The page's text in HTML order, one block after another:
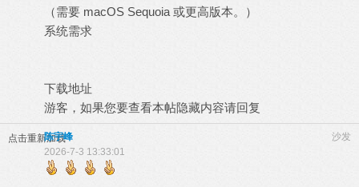
（需要 macOS Sequoia 或更高版本。）
系统需求
下载地址
游客，如果您要查看本帖隐藏内容请回复
点击重新加载 沙发
陈宇峰
2026-7-3 13:33:01